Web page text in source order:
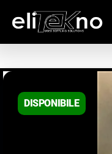
DISPONIBILE